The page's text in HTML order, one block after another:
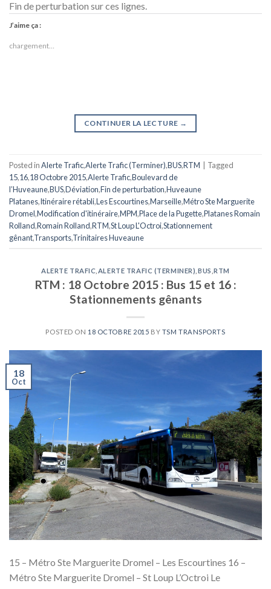
Fin de perturbation sur ces lignes.
J’aime ça :
chargement…
CONTINUER LA LECTURE →
Posted inAlerte Trafic,Alerte Trafic (Terminer),BUS,RTM
Tagged
15,16,18 Octobre 2015,Alerte Trafic,Boulevard de
l’Huveaune,BUS,Déviation,Fin de perturbation,Huveaune
Platanes,Itinéraire rétabli,Les Escourtines,Marseille,Métro Ste Marguerite
Dromel,Modification d'itinéraire,MPM,Place de la Pugette,Platanes Romain
Rolland,Romain Rolland,RTM,St Loup L'Octroi,Stationnement
gênant,Transports,Trinitaires Huveaune
ALERTE TRAFIC ALERTE TRAFIC (TERMINER) BUS ,RTM
RTM : 18 Octobre 2015 : Bus 15 et 16 :
Stationnements gênants
POSTED ON 18 OCTOBRE 2015 BY TSM TRANSPORTS
18
Oct
15 – Métro Ste Marguerite Dromel – Les Escourtines 16 –
Métro Ste Marguerite Dromel – St Loup L’Octroi Le